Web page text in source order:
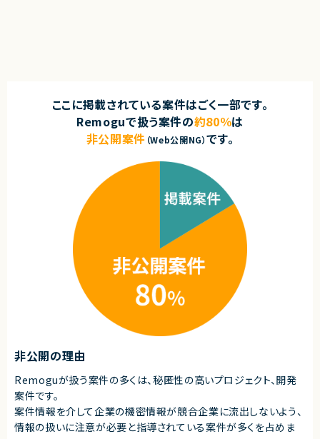
★ 少人数チームのため、上流工程から深く関与し、自身の技術判断が価値
に直結します
★ AI活用を前提とした新機能・新規プロダクト開発に携われる成長フェーズ
★ 既存コードのリファクタリングや品質改善を主導し、技術的負債解消にも
・Ruby on Rails を用いた設計・開発経験（3年以上）
・Reactを用いたフロントエンド開発経験（1年以上）
・要件定義〜設計〜実装〜リリース・運用まで一貫して担当した経験
・チケットや仕様書をもとに、自律的に実装を完了まで進められる方
・テックリード／リードエンジニアとしてのチーム開発経験
・B2B SaaSプロダクトの開発経験
・大規模コードベースでのリファクタリング・設計改善経験
・CI/CD環境の構築・改善経験
・AI駆動開発の導入・推進経験
・AWS等クラウドインフラの構築・運用経験
業務委託(準委任契約)
★ 少人数スタートアップならではの高い裁量
要件定義〜設計・実装・運用まで一貫して関われ、プロダクトの中核を担
えます
★ Ruby on Rails × React のモダンな技術スタック
バックエンド・フロントエンド両面でスキルを活かし、技術力を伸ばせる環
境です
★ セキュリティSaaSという成長領域プロダクトに参画
社会的ニーズの高いプロダクト開発に携われます
ここに掲載されている案件はごく一部です。
Remoguで扱う案件の約80％は
非公開案件 （Web公開NG）です。
非公開の理由
Remoguが扱う案件の多くは、秘匿性の高いプロジェクト、開発
案件です。
案件情報を介して企業の機密情報が競合企業に流出しないよう、
情報の扱いに注意が必要と指導されている案件が多くを占めま